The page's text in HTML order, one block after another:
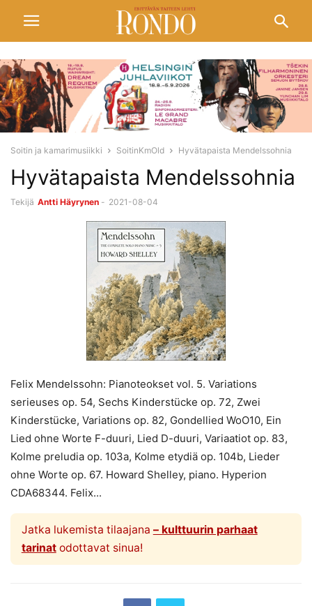
Soitin ja kamarimusiikki SoitinKmOld Hyvätapaista Mendelssohnia
Hyvätapaista Mendelssohnia
Tekijä Antti Häyrynen - 2021-08-04
Felix Mendelssohn: Pianoteokset vol. 5. Variations
serieuses op. 54, Sechs Kinderstücke op. 72, Zwei
Kinderstücke, Variations op. 82, Gondellied WoO10, Ein
Lied ohne Worte F-duuri, Lied D-duuri, Variaatiot op. 83,
Kolme preludia op. 103a, Kolme etydiä op. 104b, Lieder
ohne Worte op. 67. Howard Shelley, piano. Hyperion
CDA68344. Felix...
Jatka lukemista tilaajana – kulttuurin parhaat
tarinatodottavat sinua!